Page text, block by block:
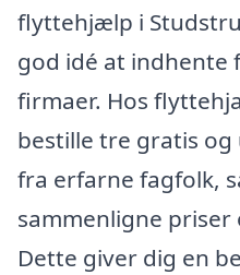
flyttehjælp i
god idé at indhente
firmaer. Hos
bestille tre gratis
fra erfarne fagfolk,
sammenligne priser
Dette giver dig en